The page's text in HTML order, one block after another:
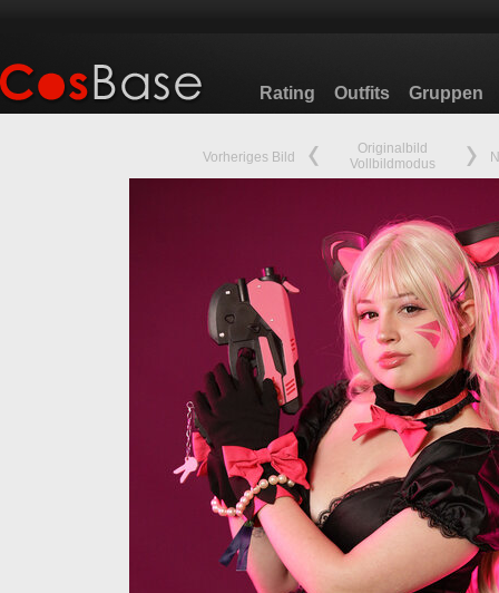
Rating Outfits Gruppen
Vorheriges Bild
Originalbild
Vollbildmodus